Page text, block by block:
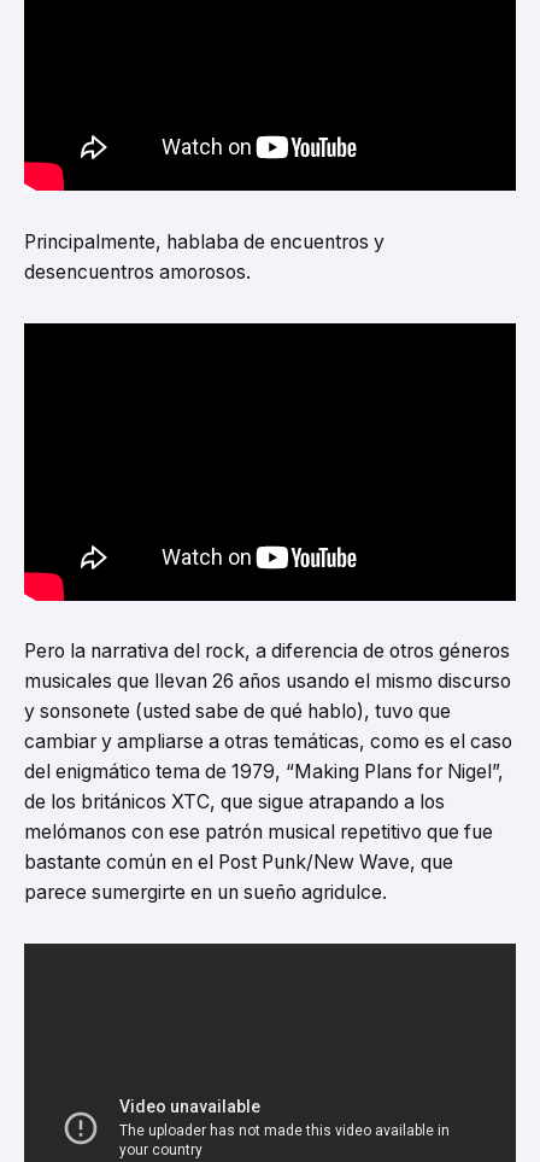
Principalmente, hablaba de encuentros y
desencuentros amorosos.
Pero la narrativa del rock, a diferencia de otros géneros
musicales que llevan 26 años usando el mismo discurso
y sonsonete (usted sabe de qué hablo), tuvo que
cambiar y ampliarse a otras temáticas, como es el caso
del enigmático tema de 1979, “Making Plans for Nigel”,
de los británicos XTC, que sigue atrapando a los
melómanos con ese patrón musical repetitivo que fue
bastante común en el Post Punk/New Wave, que
parece sumergirte en un sueño agridulce.